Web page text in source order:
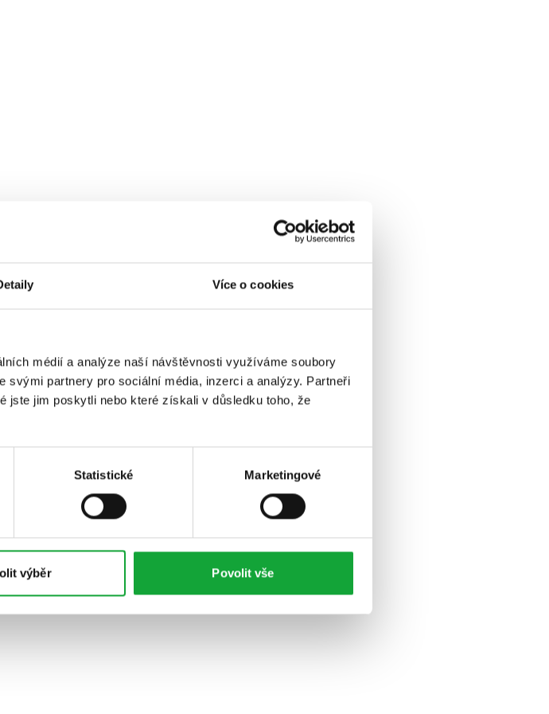
Více o cookies
médií a analýze naší návštěvnosti využíváme soubory
partnery pro sociální média, inzerci a analýzy. Partneři
jste jim poskytli nebo které získali v důsledku toho, že
Statistické Marketingové
výběr Povolit vše